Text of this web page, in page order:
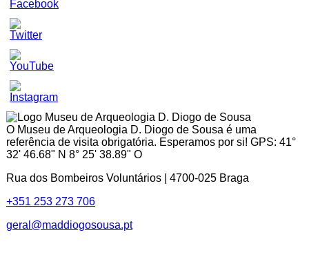
Set
Youtube
Channel
ID
O Museu de Arqueologia D. Diogo de Sousa é uma
referência de visita obrigatória. Esperamos por si! GPS: 41°
32' 46.68" N 8° 25' 38.89" O
Rua dos Bombeiros Voluntários | 4700-025 Braga
+351 253 273 706
geral@maddiogosousa.pt